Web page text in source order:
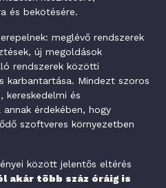
és bekötésére.
meglévő rendszerek
új megoldások
rendszerek közötti
karbantartása. Mindezt szoros
kereskedelmi és
érdekében, hogy
szoftveres környezetben
között jelentős eltérés
akár több száz óráig is